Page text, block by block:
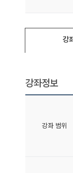
강
강좌정보
강좌 범위